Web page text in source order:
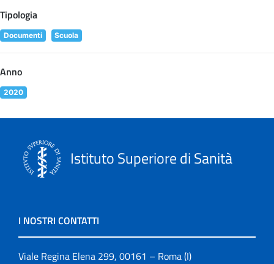
Tipologia
Documenti Scuola
Anno
2020
Istituto Superiore di Sanità
I NOSTRI CONTATTI
Viale Regina Elena 299, 00161 – Roma (I)